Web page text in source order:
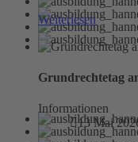
Weiterlesen
Grundrechtetag
Informationen
13 Mai